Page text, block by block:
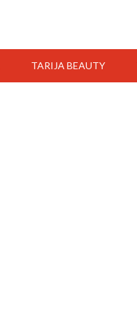
TARIJA BEAUTY